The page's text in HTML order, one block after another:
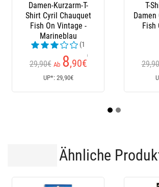
T-Shirt Kurzarm
Damen Cyril Chauquet
Fish On Vintage -
Grau
29,90€ Ab 8,90€
UP*: 29,90€
Neopren-
Anglerstiefel
114
UP*:
Ähnliche